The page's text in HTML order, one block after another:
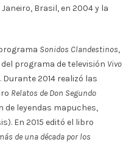
Brasil, en 2004 y la
Sonidos Clandestinos,
programa de televisión Vivo
Durante 2014 realizó las
Relatos de Don Segundo
de leyendas mapuches,
En 2015 editó el libro
de una década por los